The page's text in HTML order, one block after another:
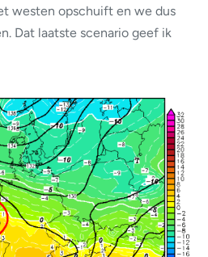
westen opschuift en we dus
Dat laatste scenario geef ik